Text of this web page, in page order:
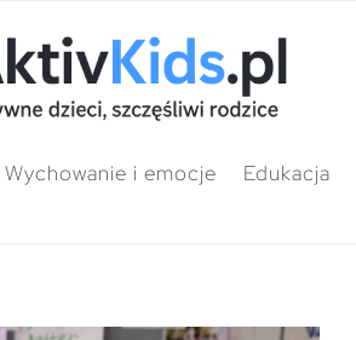
Wychowanie i emocje Edukacja